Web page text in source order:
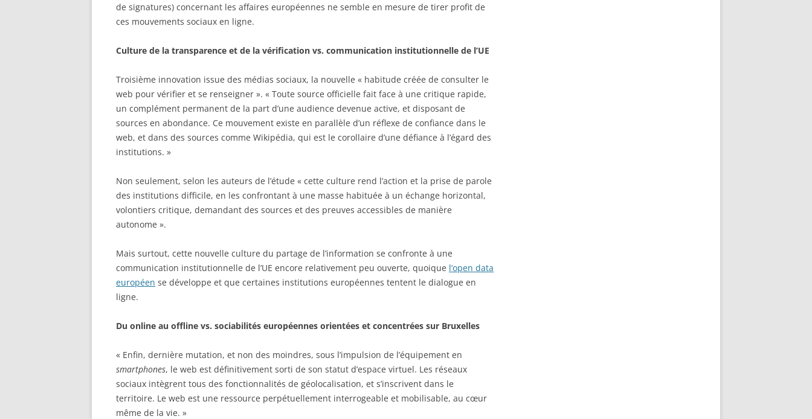
de signatures) concernant les affaires européennes ne semble en mesure de tirer profit de
ces mouvements sociaux en ligne.
Culture de la transparence et de la vérification vs. communication institutionnelle de l’UE
Troisième innovation issue des médias sociaux, la nouvelle « habitude créée de consulter le
web pour vérifier et se renseigner ». « Toute source officielle fait face à une critique rapide,
un complément permanent de la part d’une audience devenue active, et disposant de
sources en abondance. Ce mouvement existe en parallèle d’un réflexe de confiance dans le
web, et dans des sources comme Wikipédia, qui est le corollaire d’une défiance à l’égard des
institutions. »
Non seulement, selon les auteurs de l’étude « cette culture rend l’action et la prise de parole
des institutions difficile, en les confrontant à une masse habituée à un échange horizontal,
volontiers critique, demandant des sources et des preuves accessibles de manière
autonome ».
Mais surtout, cette nouvelle culture du partage de l’information se confronte à une
communication institutionnelle de l’UE encore relativement peu ouverte, quoique l’open data
européen se développe et que certaines institutions européennes tentent le dialogue en
ligne.
Du online au offline vs. sociabilités européennes orientées et concentrées sur Bruxelles
« Enfin, dernière mutation, et non des moindres, sous l’impulsion de l’équipement en
smartphones, le web est définitivement sorti de son statut d’espace virtuel. Les réseaux
sociaux intègrent tous des fonctionnalités de géolocalisation, et s’inscrivent dans le
territoire. Le web est une ressource perpétuellement interrogeable et mobilisable, au cœur
même de la vie. »